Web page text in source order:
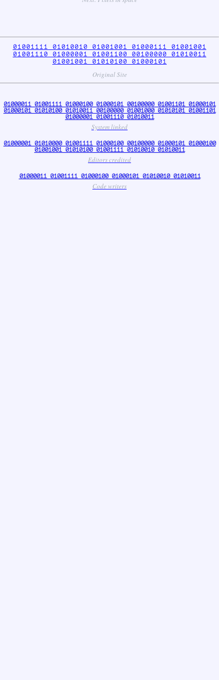
01001111 01010010 01001001 01000111 01001001
01001110 01000001 01001100 00100000 01010011
01001001 01010100 01000101
Original Site
01000011 01001111 01000100 01000101 00100000 01001101 01000101
01000101 01010100 01010011 00100000 01001000 01010101 01001101
01000001 01001110 01010011
System linked
01000001 01010000 01001111 01000100 00100000 01000101 01000100
01001001 01010100 01001111 01010010 01010011
Editors credited
01000011 01001111 01000100 01000101 01010010 01010011
Code writers